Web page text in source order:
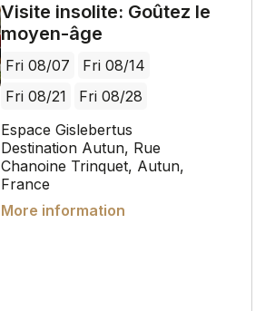
Visite insolite: Goûtez le
moyen-âge
Fri 08/07
Fri 08/14
Fri 08/21
Fri 08/28
Espace Gislebertus
Destination Autun, Rue
Chanoine Trinquet, Autun,
France
More information